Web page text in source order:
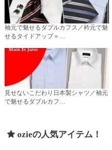
袖元で魅せるダブルカフス／衿元で魅
せるタイドアップ＝…
見せないこだわり日本製シャツ／袖元
で魅せるダブルカフ…
ozieの人気アイテム！